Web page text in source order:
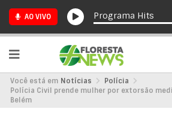
AO VIVO Programa Hits
Você está em Notícias
Polícia
Polícia Civil prende mulher por extorsão
Belém